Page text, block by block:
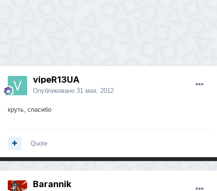
vipeR13UA
Опубликовано 31 мая, 2012
круть, спасибо
Quote
Barannik